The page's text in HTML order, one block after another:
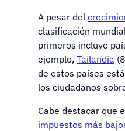
A pesar del
clasificación
primeros incluye
ejemplo, Tailandia
de estos países
los ciudadanos
Cabe destacar que
impuestos más